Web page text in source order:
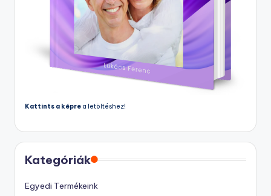
Kattints a képre a letöltéshez!
Kategóriák
Egyedi Termékeink